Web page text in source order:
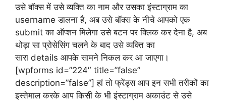
उसे बॉक्स में उसे व्यक्ति का नाम और उसका इंस्टाग्राम का
username डालना है, अब उसे बॉक्स के नीचे आपको एक
submit का ऑप्शन मिलेगा उसे बटन पर क्लिक कर देना है, अब
थोड़ा सा प्रोसेसिंग चलने के बाद उसे व्यक्ति का
सारा details आपके सामने निकल कर आ जाएगा।
[wpforms id=”224″ title=”false”
description=”false”] हां तो फ्रेंड्स आप इन सभी तरीकों का
इस्तेमाल करके आप किसी के भी इंस्टाग्राम अकाउंट से उसे